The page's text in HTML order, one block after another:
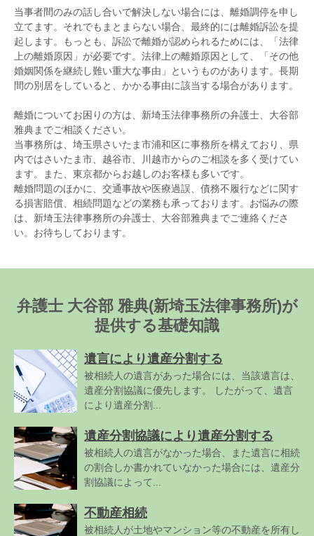
当事者間のみの話し合いで解決しない場合には、離婚調停を申し
立てます。それでもまとまらない場合、最終的には離婚訴訟を提
起します。もっとも、訴訟で離婚が認められるためには、「法律
上の離婚原因」が必要です。法律上の離婚原因として、「その他
婚姻関係を継続し難い重大な事由」というものがあります。長期
間の別居をしていると、かかる事由に該当する場合があります。
離婚についてお困りの方は、新埼玉法律事務所の弁護士、大谷部
雅典までご相談ください。
当事務所は、埼玉県さいたま市浦和区に事務所を構えており、県
内ではさいたま市、越谷市、川越市からのご相談を多く受けてい
ます。また、東京都からお越しのお客様も多いです。
離婚問題のほかに、交通事故や医療過誤、債務不履行などに関す
る損害賠償、相続問題などの業務も承っております。お悩みの際
は、新埼玉法律事務所の弁護士、大谷部雅典までご連絡くださ
い。お待ちしております。
弁護士 大谷部 雅典(新埼玉法律事務所)が
提供する基礎知識
遺言により遺産分割する
被相続人の遺言があった場合には、当該遺言は、
遺産分割協議に優先します。 したがって、遺言
により遺産分割...
遺産分割協議により遺産分割する
被相続人の遺言がなかった場合、また遺言に相続
の割合しか書かれていなかった場合には、遺産分
割協議によって...
不動産相続
被相続人が土地やマンション等の不動産を所有し